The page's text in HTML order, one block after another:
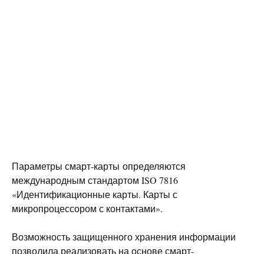
Параметры смарт-карты определяются
международным стандартом ISO 7816
«Идентификационные карты. Карты с
микропроцессором с контактами».
Возможность защищенного хранения информации
позволила реализовать на основе смарт-